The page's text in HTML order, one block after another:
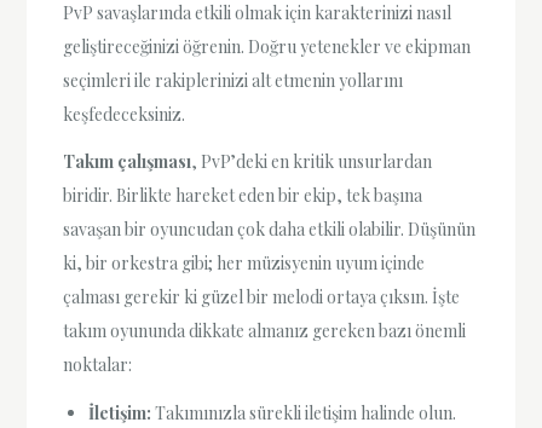
PvP savaşlarında etkili olmak için karakterinizi nasıl
geliştireceğinizi öğrenin. Doğru yetenekler ve ekipman
seçimleri ile rakiplerinizi alt etmenin yollarını
keşfedeceksiniz.
Takım çalışması, PvP’deki en kritik unsurlardan
biridir. Birlikte hareket eden bir ekip, tek başına
savaşan bir oyuncudan çok daha etkili olabilir. Düşünün
ki, bir orkestra gibi; her müzisyenin uyum içinde
çalması gerekir ki güzel bir melodi ortaya çıksın. İşte
takım oyununda dikkate almanız gereken bazı önemli
noktalar:
İletişim: Takımınızla sürekli iletişim halinde olun.